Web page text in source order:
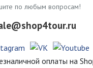
по любым вопросам!